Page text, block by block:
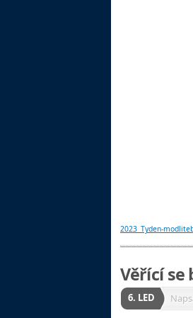
2023_Tyden-
Věřící se
6. LED